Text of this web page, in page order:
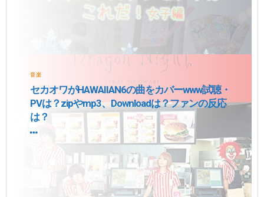
音楽
セカオワがHAWAIIAN6の曲をカバーwww試聴・
PVは？zipやmp3、Downloadは？ファンの反応
は？